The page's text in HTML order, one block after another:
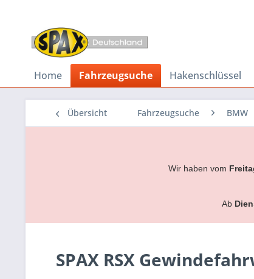
Home Fahrzeugsuche Hakenschlüssel
Übersicht Fahrzeugsuche BMW
Wir haben vom
Ab
SPAX RSX